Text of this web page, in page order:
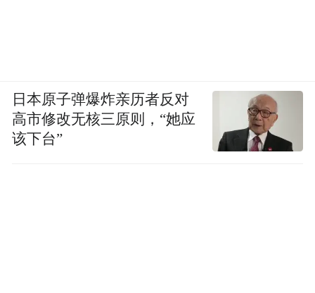
日本原子弹爆炸亲历者反对
高市修改无核三原则，“她应
该下台”